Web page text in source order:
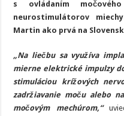
pacientom
s ovládaním
neurostimulátorov
Martin ako prvá na
„Na liečbu sa využíva
mierne elektrické impulzy
stimuláciou krížových
zadržiavanie moču alebo
močovým mechúrom,“